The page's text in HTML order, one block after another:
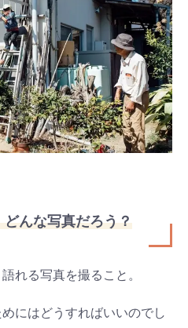
んな写真だろう？
れる写真を撮ること。
にはどうすればいいのでし